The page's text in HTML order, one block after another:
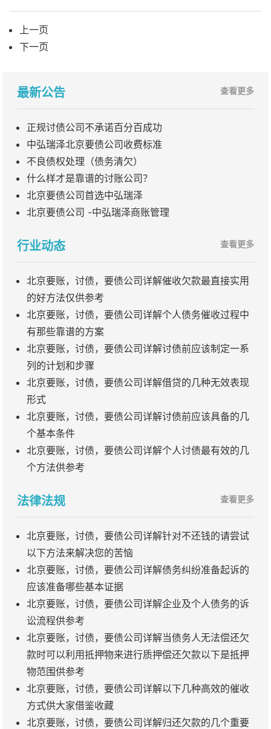
上一页
下一页
最新公告 查看更多
正规讨债公司不承诺百分百成功
中弘瑞泽北京要债公司收费标准
不良债权处理（债务清欠）
什么样才是靠谱的讨账公司？
北京要债公司首选中弘瑞泽
北京要债公司 -中弘瑞泽商账管理
行业动态 查看更多
北京要账，讨债，要债公司详解催收欠款最直接实用
的好方法仅供参考
北京要账，讨债，要债公司详解个人债务催收过程中
有那些靠谱的方案
北京要账，讨债，要债公司详解讨债前应该制定一系
列的计划和步骤
北京要账，讨债，要债公司详解借贷的几种无效表现
形式
北京要账，讨债，要债公司详解讨债前应该具备的几
个基本条件
北京要账，讨债，要债公司详解个人讨债最有效的几
个方法供参考
法律法规 查看更多
北京要账，讨债，要债公司详解针对不还钱的请尝试
以下方法来解决您的苦恼
北京要账，讨债，要债公司详解债务纠纷准备起诉的
应该准备哪些基本证据
北京要账，讨债，要债公司详解企业及个人债务的诉
讼流程供参考
北京要账，讨债，要债公司详解当债务人无法偿还欠
款时可以利用抵押物来进行质押偿还欠款以下是抵押
物范围供参考
北京要账，讨债，要债公司详解以下几种高效的催收
方式供大家借鉴收藏
北京要账，讨债，要债公司详解归还欠款的几个重要